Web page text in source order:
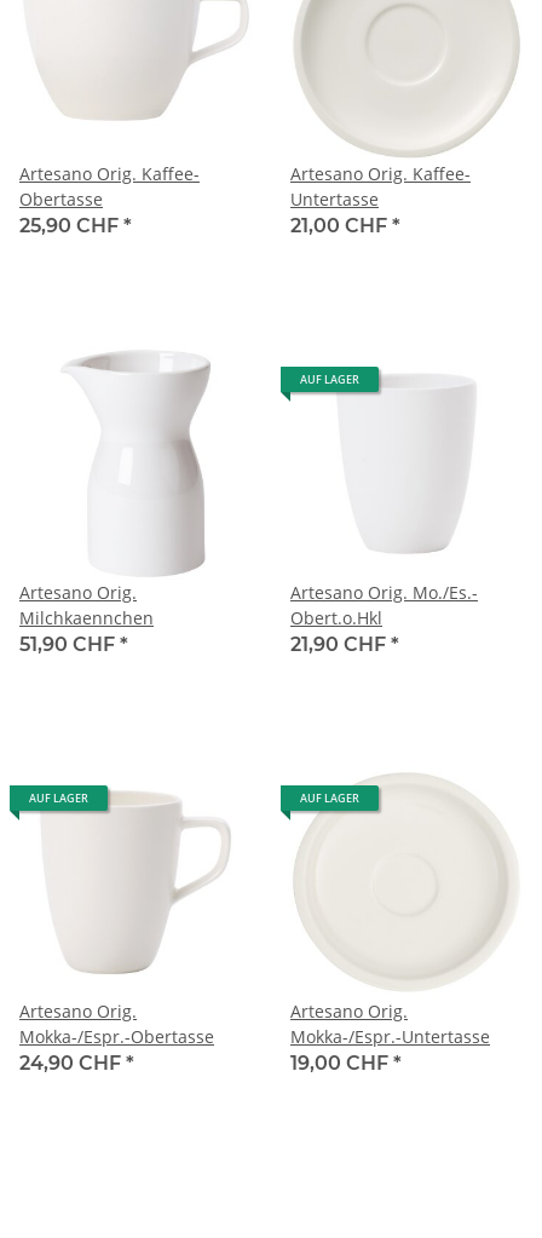
Artesano Orig. Kaffee-
Obertasse
25,90 CHF *
Artesano Orig. Kaffee-
Untertasse
21,00 CHF *
Artesano Orig.
Milchkaennchen
51,90 CHF *
AUF LAGER
Artesano Orig. Mo./Es.-
Obert.o.Hkl
21,90 CHF *
AUF LAGER
Artesano Orig.
Mokka-/Espr.-Obertasse
24,90 CHF *
AUF LAGER
Artesano Orig.
Mokka-/Espr.-Untertasse
19,00 CHF *